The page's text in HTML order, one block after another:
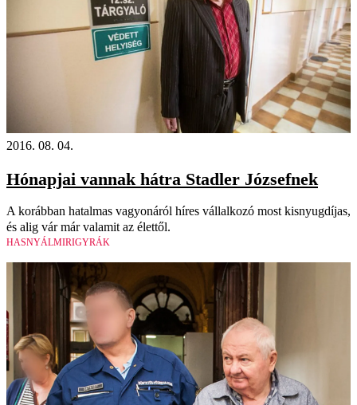
2016. 08. 04.
Hónapjai vannak hátra Stadler Józsefnek
A korábban hatalmas vagyonáról híres vállalkozó most kisnyugdíjas,
és alig vár már valamit az élettől.
HASNYÁLMIRIGYRÁK